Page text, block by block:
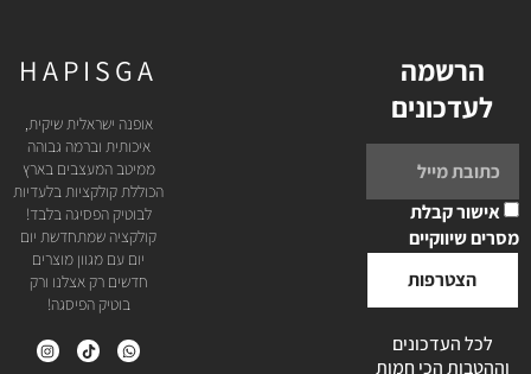
הרשמה
לעדכונים
אישור קבלת
מסרים שיווקיים
הצטרפות
לכל העדכונים
וההטבות הכי חמות
HAPISGA
אופנה ישראלית שיקית,
איכותית וברמה גבוהה
ממיטב המעצבים בארץ
הכוללת קולקציות בלעדיות
לבוטיק הפסיגה בלבד!
קולקציה שמתחדשת יום
יום עם מגוון מוצרים
חדשים רק אצלנו ורק
בוטיק הפיסגה!